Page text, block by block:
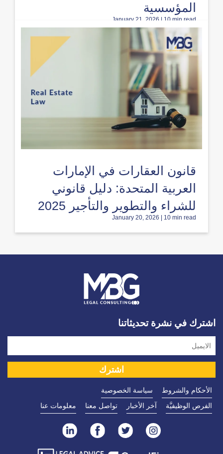
المؤسسية
January 21, 2026 | 10 min read
قانون العقارات في الإمارات
العربية المتحدة: دليل قانوني
للشراء والتطوير والتأجير 2025
January 20, 2026 | 10 min read
اشترك في نشرة تحديثاتنا
سياسة الخصوصية
الأحكام والشروط
معلومات عنا
تواصل معنا آخر الأخبار الفرص الوظيفيَّة